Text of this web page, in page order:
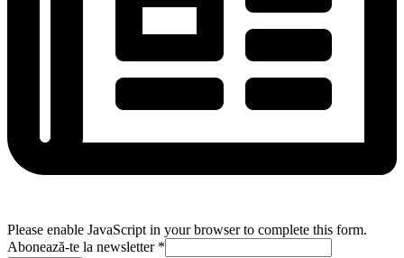
Please enable JavaScript in your browser to complete this form.
Abonează-te la newsletter *